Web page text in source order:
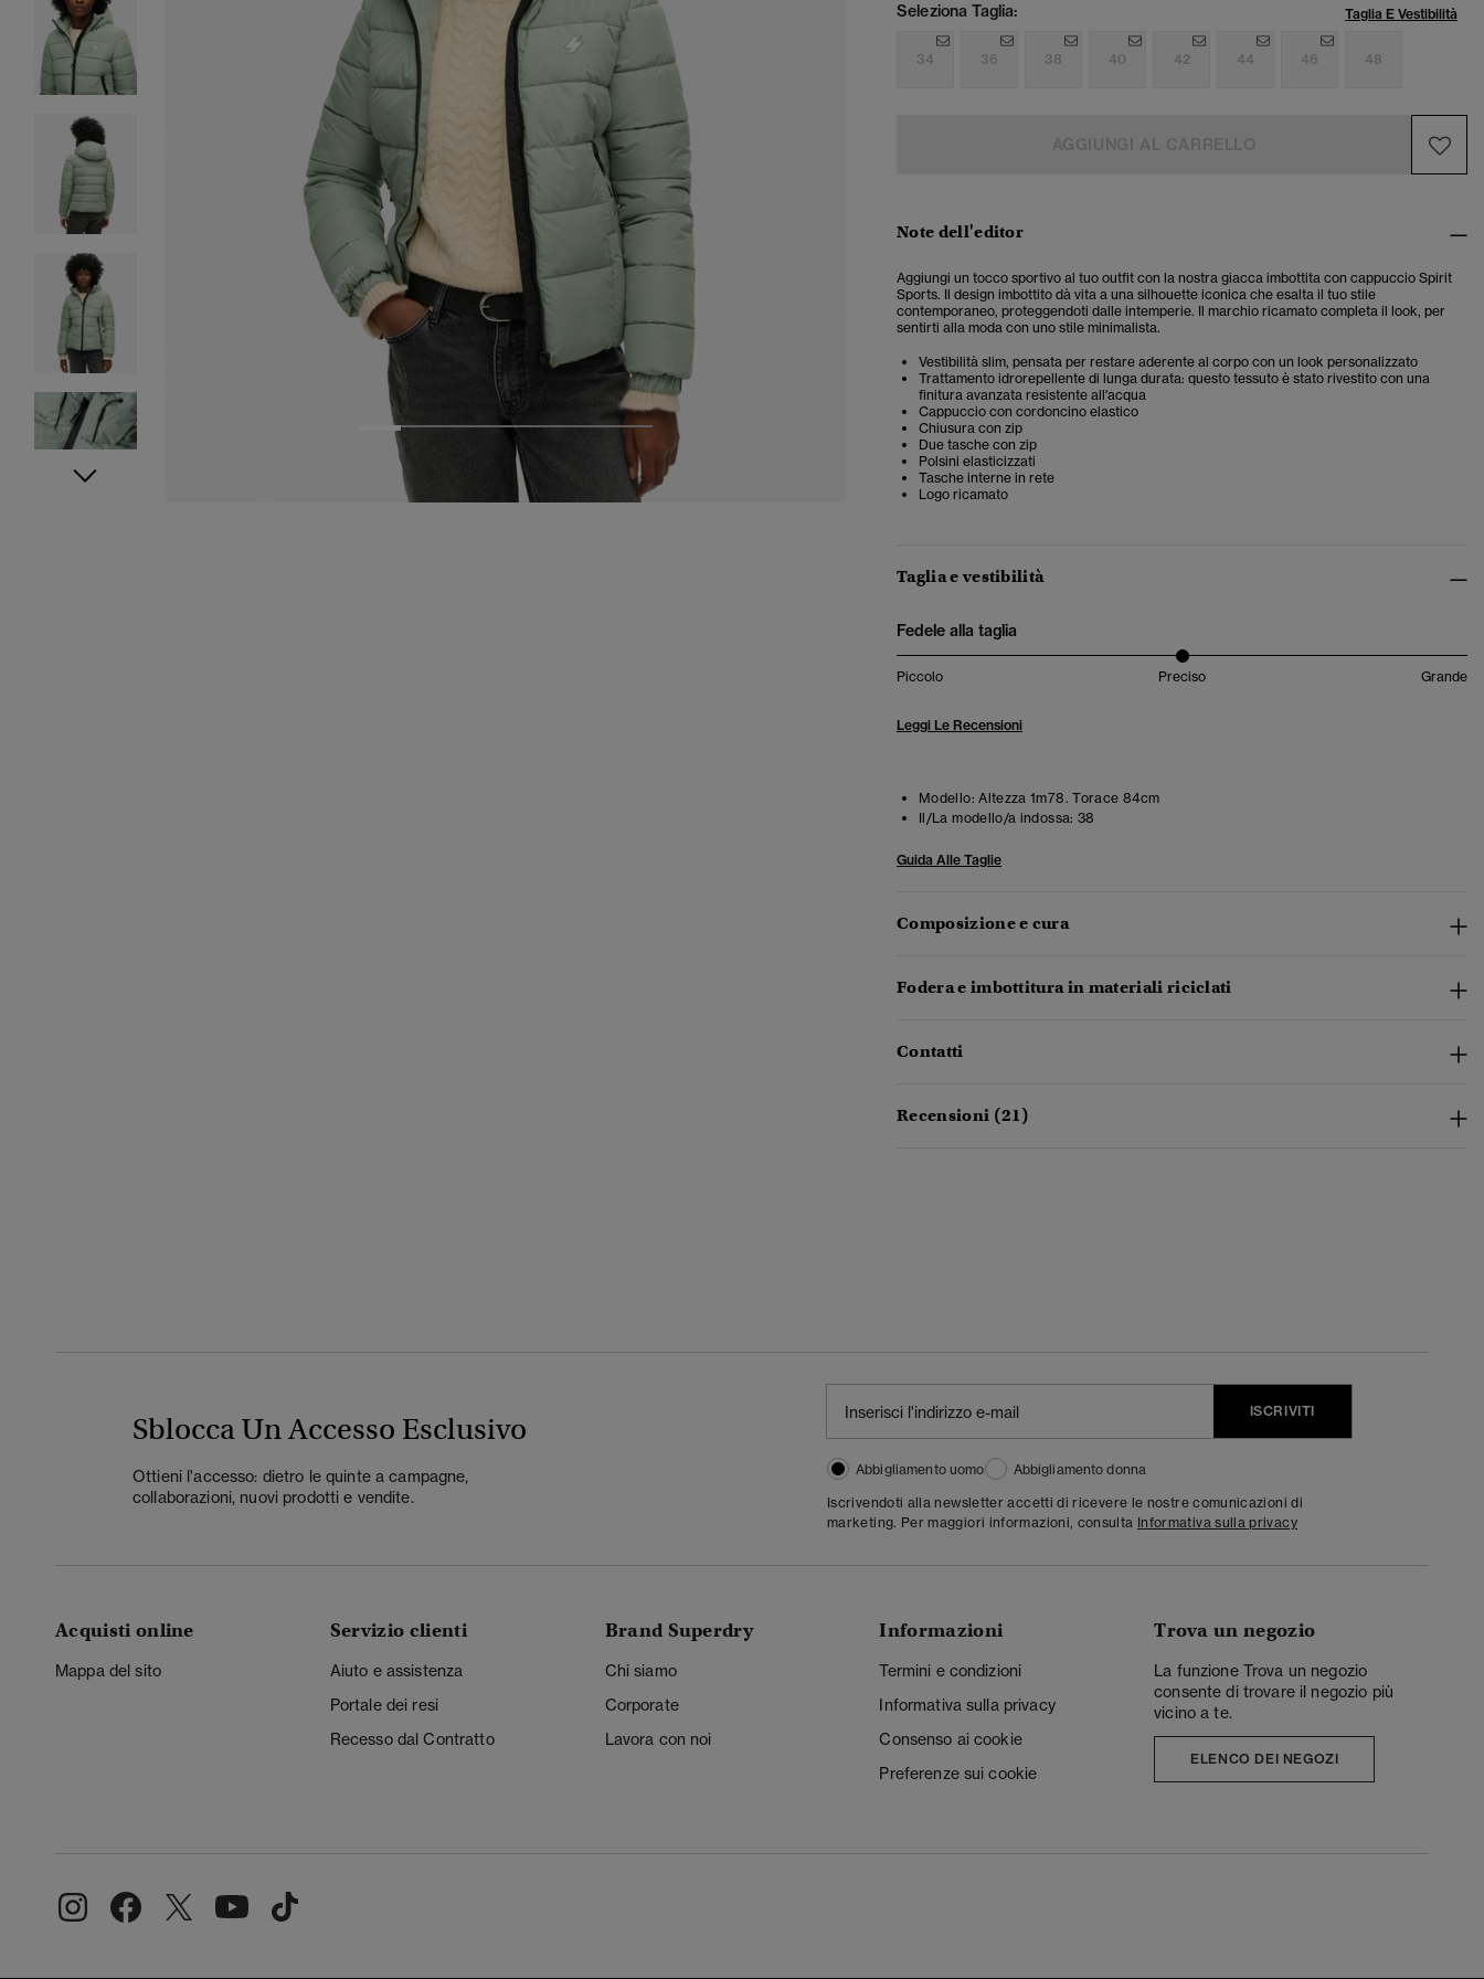
7
Seleziona Taglia: Taglia E Vestibilità
34 36 38 40 42 44 46 48
Note dell'editor
Aggiungi un tocco sportivo al tuo outfit con la nostra giacca imbottita con cappuccio Spirit
Sports. Il design imbottito dà vita a una silhouette iconica che esalta il tuo stile
contemporaneo, proteggendoti dalle intemperie. Il marchio ricamato completa il look, per
sentirti alla moda con uno stile minimalista.
Vestibilità slim, pensata per restare aderente al corpo con un look personalizzato
Trattamento idrorepellente di lunga durata: questo tessuto è stato rivestito con una
finitura avanzata resistente all'acqua
Cappuccio con cordoncino elastico
Chiusura con zip
Due tasche con zip
Polsini elasticizzati
Tasche interne in rete
Logo ricamato
Taglia e vestibilità
Fedele alla taglia
Piccolo Preciso Grande
Leggi Le Recensioni
Modello: Altezza 1m78. Torace 84cm
Il/La modello/a indossa: 38
Guida Alle Taglie
Composizione e cura
Fodera e imbottitura in materiali riciclati
Contatti
Recensioni (21)
Sblocca Un Accesso Esclusivo
Ottieni l'accesso: dietro le quinte a campagne,
collaborazioni, nuovi prodotti e vendite.
ISCRIVITI
Abbigliamento uomo
Abbigliamento donna
Iscrivendoti alla newsletter accetti di ricevere le nostre comunicazioni di
marketing. Per maggiori informazioni, consulta Informativa sulla privacy
Acquisti online
Mappa del sito
Servizio clienti
Aiuto e assistenza
Portale dei resi
Recesso dal Contratto
Brand Superdry
Chi siamo
Corporate
Lavora con noi
Informazioni
Termini e condizioni
Informativa sulla privacy
Consenso ai cookie
Preferenze sui cookie
Trova un negozio
La funzione Trova un negozio
consente di trovare il negozio più
vicino a te.
ELENCO DEI NEGOZI